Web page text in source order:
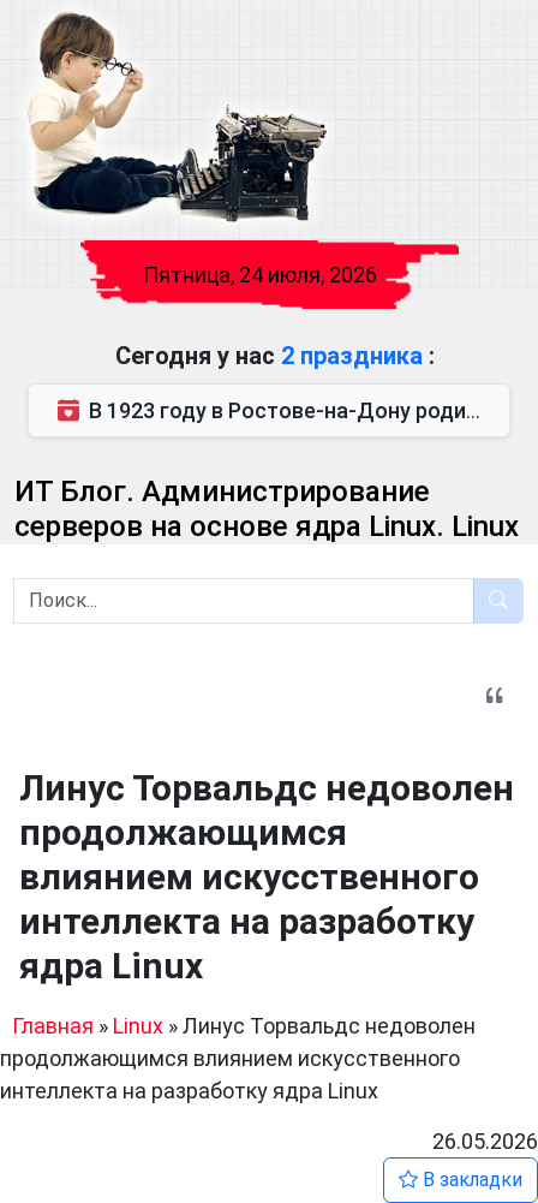
Пятница, 24 июля, 2026
Сегодня у нас 2 праздника :
В 1923 году в Ростове-на-Дону родился Виктор Михайлович Глушков. Под руководством Виктора Михайло...
ИТ Блог. Администрирование
серверов на основе ядра Linux. Linux
Линус Торвальдс недоволен
продолжающимся
влиянием искусственного
интеллекта на разработку
ядра Linux
Главная » Linux »Линус Торвальдс недоволен
продолжающимся влиянием искусственного
интеллекта на разработку ядра Linux
26.05.2026
В закладки